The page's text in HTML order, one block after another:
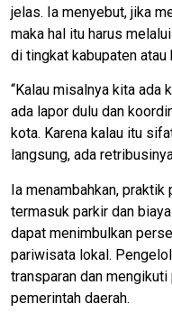
jelas. Ia menyebut, jika
maka hal itu harus
di tingkat kabupaten atau
“Kalau misalnya kita ada
ada lapor dulu dan
kota. Karena kalau itu
langsung, ada
Ia menambahkan, praktik
termasuk parkir dan
dapat menimbulkan
pariwisata lokal.
transparan dan
pemerintah daerah.